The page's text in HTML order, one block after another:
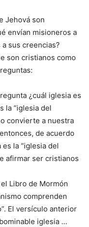
Jehová son
envían misioneros a
sus creencias?
son cristianos como
¿cuál iglesia es
la “iglesia del
convierte a nuestra
de acuerdo
la “iglesia del
afirmar ser cristianos
Libro de Mormón
comprenden
El versículo anterior
iglesia …